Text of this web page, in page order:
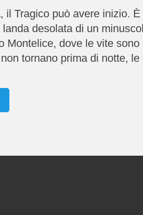
il Tragico può avere inizio.
desolata di un
Montelice, dove le vite
tornano prima di notte,